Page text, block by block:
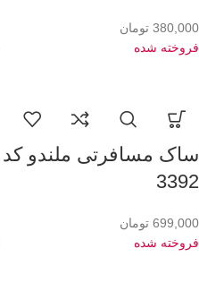
380,000 تومان
فروخته شده
ساک مسافرتی ملندو کد
3392
699,000 تومان
فروخته شده